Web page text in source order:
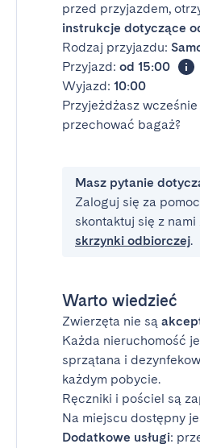
przed przyjazdem,
instrukcje dotyczące
Rodzaj przyjazdu:
Przyjazd: od 15:00
Wyjazd: 10:00
Przyjeżdżasz
przechować bagaż?
Masz pytanie
Zaloguj się za
skontaktuj się z
skrzynki odbiorczej.
Warto wiedzieć
Zwierzęta nie są
Każda nieruchomość
sprzątana i
każdym pobycie.
Ręczniki i pościel są
Na miejscu dostępny
Dodatkowe usługi: